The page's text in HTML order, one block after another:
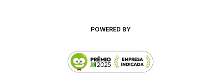
POWERED BY